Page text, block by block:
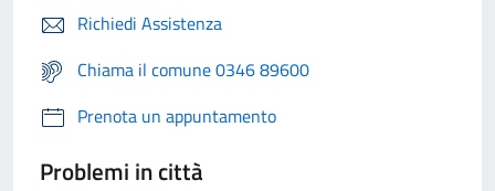
Richiedi Assistenza
Chiama il comune 0346 89600
Prenota un appuntamento
Problemi in città